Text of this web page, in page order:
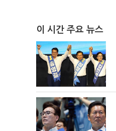
이 시간 주요 뉴스